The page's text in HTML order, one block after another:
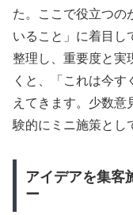
た。ここで役立つの
いること」に着目し
整理し、重要度と実
くと、「これは今
えてきます。少数意
験的にミニ施策とし
アイデアを集客
ー